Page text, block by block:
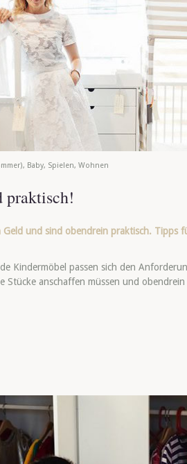
, Baby, Spielen, Wohnen
praktisch!
und sind obendrein praktisch. Tipps
Kindermöbel passen sich den
Stücke anschaffen müssen und